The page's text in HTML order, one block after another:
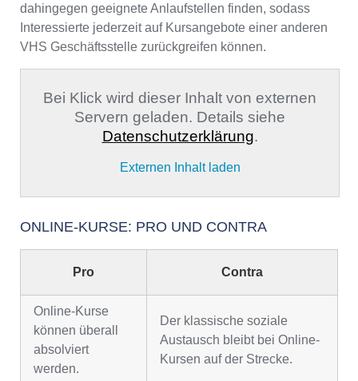
dahingegen geeignete Anlaufstellen finden, sodass
Interessierte jederzeit auf Kursangebote einer anderen
VHS Geschäftsstelle zurückgreifen können.
Bei Klick wird dieser Inhalt von externen
Servern geladen. Details siehe
Datenschutzerklärung.
Externen Inhalt laden
ONLINE-KURSE: PRO UND CONTRA
Pro Contra
Online-Kurse
können überall
absolviert
werden.
Der klassische soziale
Austausch bleibt bei Online-
Kursen auf der Strecke.